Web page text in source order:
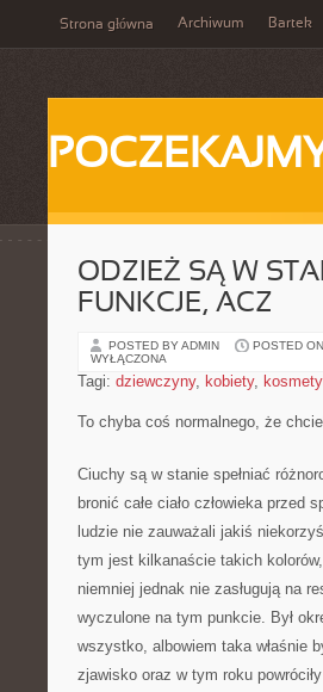
Strona główna Archiwum Bartek
ODZIEŻ SĄ W
FUNKCJE, ACZ
POSTED BY ADMIN POSTED
WYŁĄCZONA
Tagi: dziewczyny, kobiety,
To chyba coś normalnego, że
Ciuchy są w stanie spełniać
bronić całe ciało człowieka
ludzie nie zauważali jakiś
tym jest kilkanaście takich
niemniej jednak nie zasługują na
wyczulone na tym punkcie. Był
wszystko, albowiem taka właśnie
zjawisko oraz w tym roku